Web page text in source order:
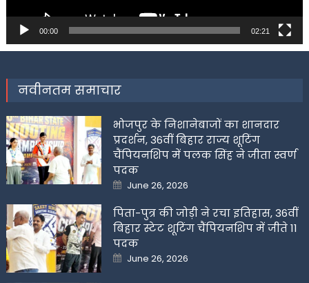
00:00 02:21
नवीनतम समाचार
भोजपुर के निशानेबाजों का शानदार
प्रदर्शन, 36वीं बिहार राज्य शूटिंग
चैंपियनशिप में पलक सिंह ने जीता स्वर्ण
पदक
Posted
on
June 26, 2026
पिता-पुत्र की जोड़ी ने रचा इतिहास, 36वीं
बिहार स्टेट शूटिंग चैंपियनशिप में जीते 11
पदक
Posted
on
June 26, 2026